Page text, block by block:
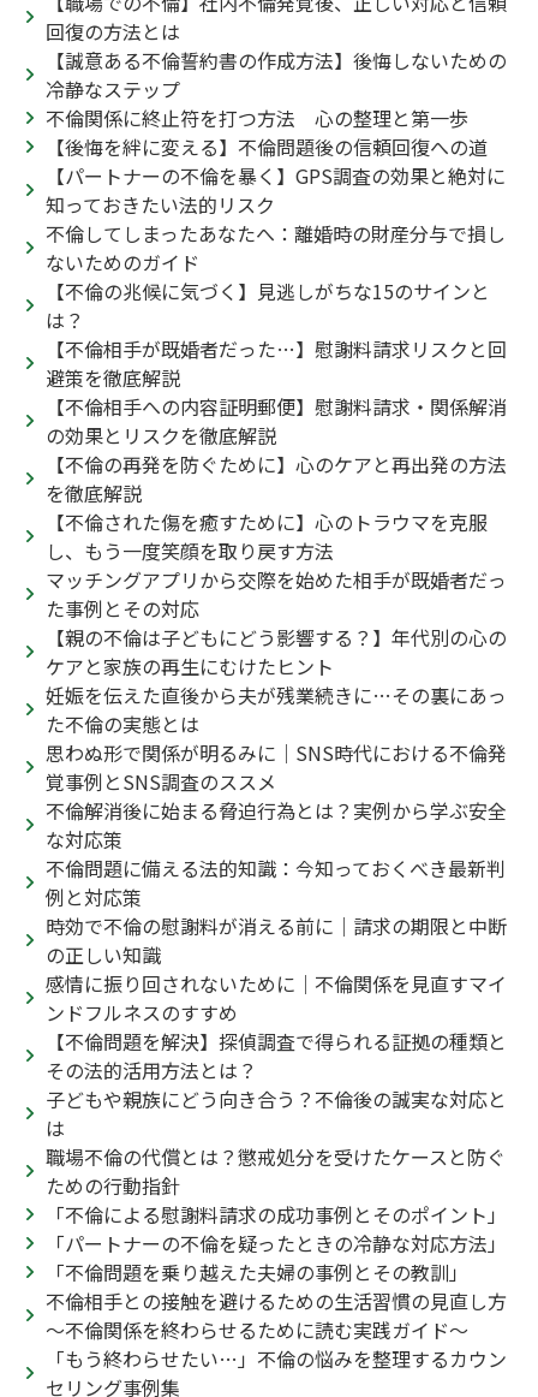
回復の方法とは
【誠意ある不倫誓約書の作成方法】後悔しないための
冷静なステップ
不倫関係に終止符を打つ方法 心の整理と第一歩
【後悔を絆に変える】不倫問題後の信頼回復への道
【パートナーの不倫を暴く】GPS調査の効果と絶対に
知っておきたい法的リスク
不倫してしまったあなたへ：離婚時の財産分与で損し
ないためのガイド
【不倫の兆候に気づく】見逃しがちな15のサインと
は？
【不倫相手が既婚者だった…】慰謝料請求リスクと回
避策を徹底解説
【不倫相手への内容証明郵便】慰謝料請求・関係解消
の効果とリスクを徹底解説
【不倫の再発を防ぐために】心のケアと再出発の方法
を徹底解説
【不倫された傷を癒すために】心のトラウマを克服
し、もう一度笑顔を取り戻す方法
マッチングアプリから交際を始めた相手が既婚者だっ
た事例とその対応
【親の不倫は子どもにどう影響する？】年代別の心の
ケアと家族の再生にむけたヒント
妊娠を伝えた直後から夫が残業続きに…その裏にあっ
た不倫の実態とは
思わぬ形で関係が明るみに｜SNS時代における不倫発
覚事例とSNS調査のススメ
不倫解消後に始まる脅迫行為とは？実例から学ぶ安全
な対応策
不倫問題に備える法的知識：今知っておくべき最新判
例と対応策
時効で不倫の慰謝料が消える前に｜請求の期限と中断
の正しい知識
感情に振り回されないために｜不倫関係を見直すマイ
ンドフルネスのすすめ
【不倫問題を解決】探偵調査で得られる証拠の種類と
その法的活用方法とは？
子どもや親族にどう向き合う？不倫後の誠実な対応と
は
職場不倫の代償とは？懲戒処分を受けたケースと防ぐ
ための行動指針
「不倫による慰謝料請求の成功事例とそのポイント」
「パートナーの不倫を疑ったときの冷静な対応方法」
「不倫問題を乗り越えた夫婦の事例とその教訓」
不倫相手との接触を避けるための生活習慣の見直し方
～不倫関係を終わらせるために読む実践ガイド～
「もう終わらせたい…」不倫の悩みを整理するカウン
セリング事例集